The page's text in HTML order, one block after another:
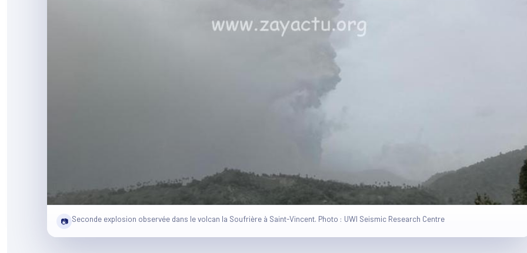
📷 Seconde explosion observée dans le volcan la Soufrière à Saint-Vincent. Photo : UWI Seismic Research Centre